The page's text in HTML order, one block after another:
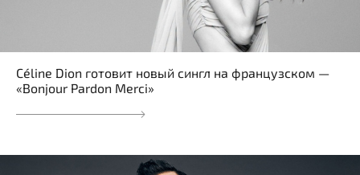
Céline Dion готовит новый сингл на французском —
«Bonjour Pardon Merci»